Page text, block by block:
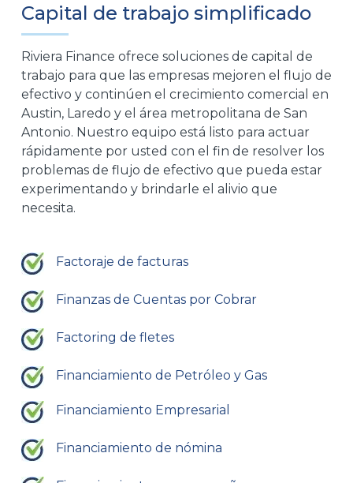
Capital de trabajo simplificado
Riviera Finance ofrece soluciones de capital de
trabajo para que las empresas mejoren el flujo de
efectivo y continúen el crecimiento comercial en
Austin, Laredo y el área metropolitana de San
Antonio. Nuestro equipo está listo para actuar
rápidamente por usted con el fin de resolver los
problemas de flujo de efectivo que pueda estar
experimentando y brindarle el alivio que
necesita.
Factoraje de facturas
Finanzas de Cuentas por Cobrar
Factoring de fletes
Financiamiento de Petróleo y Gas
Financiamiento Empresarial
Financiamiento de nómina